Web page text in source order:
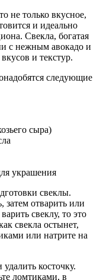
не только вкусное,
и идеально
Свекла, богатая
с нежным авокадо и
и текстур.
следующие
сыра)
украшения
свеклы.
отварить или
свеклу, то это
свекла остынет,
или натрите на
косточку.
ломтиками, в